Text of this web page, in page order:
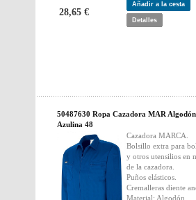
28,65 €
Añadir a la cesta
Detalles
50487630 Ropa Cazadora MAR Algodón
Azulina 48
Cazadora MARCA.
Bolsillo extra para
y otros utensilios en
de la cazadora.
Puños elásticos.
Cremalleras diente
Material: Algodón